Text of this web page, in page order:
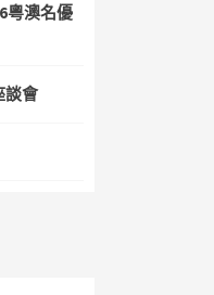
粵澳名優
談會